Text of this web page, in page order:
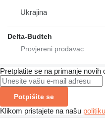
Ukrajina
Delta-Budteh
Pretplatite se na primanje novih
Potpišite se
Klikom pristajete na našu